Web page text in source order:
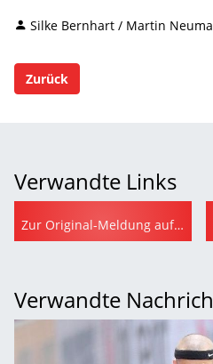
Silke Bernhart / Martin
Zurück
Verwandte Links
Zur Original-Meldung auf leichtathletik.de
Verwandte